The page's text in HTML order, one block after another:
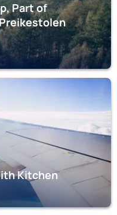
Part of
Kitchen